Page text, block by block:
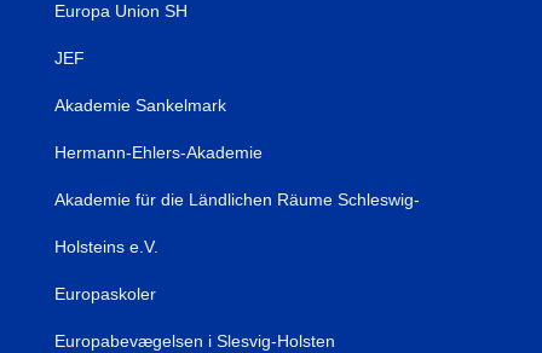
Europa Union SH
JEF
Akademie Sankelmark
Hermann-Ehlers-Akademie
Akademie für die Ländlichen Räume Schleswig-
Holsteins e.V.
Europaskoler
Europabevægelsen i Slesvig-Holsten